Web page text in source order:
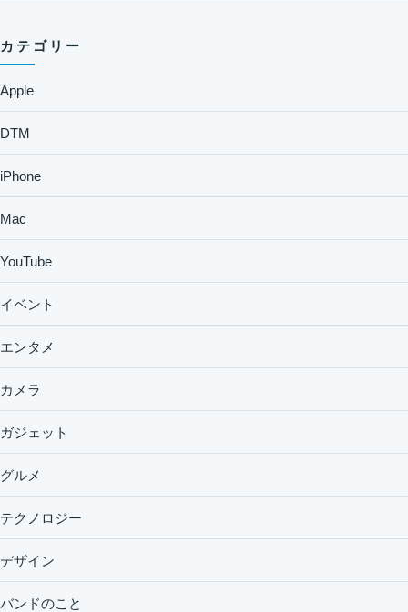
カテゴリー
Apple
DTM
iPhone
Mac
YouTube
イベント
エンタメ
カメラ
ガジェット
グルメ
テクノロジー
デザイン
バンドのこと